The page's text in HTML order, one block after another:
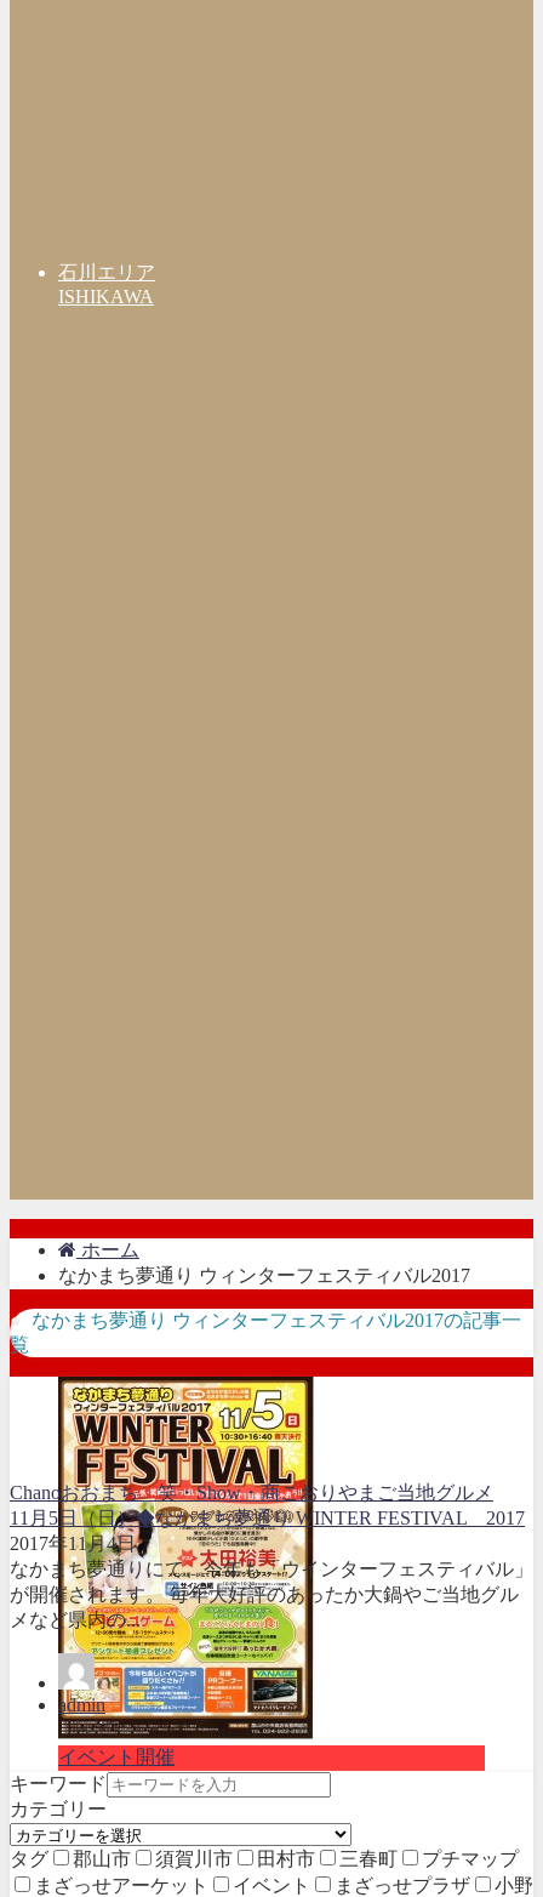
石川エリア
ISHIKAWA
ホーム
なかまち夢通り ウィンターフェスティバル2017
なかまち夢通り ウィンターフェスティバル2017の記事一
覧
イベント開催
Chanoおおまち 笑・Show・商こおりやま ご当地グルメ
11月5日（日）◆なかまち夢通り WINTER FESTIVAL 2017
2017年11月4日
なかまち夢通りにて、今年も「ウインターフェスティバル」
が開催されます。 毎年大好評のあったか大鍋やご当地グル
メなど県内の...
admin
キーワード
カテゴリー
タグ 郡山市 須賀川市 田村市 三春町
プチマップ
まざっせアーケット
イベント まざっせプラザ
小野